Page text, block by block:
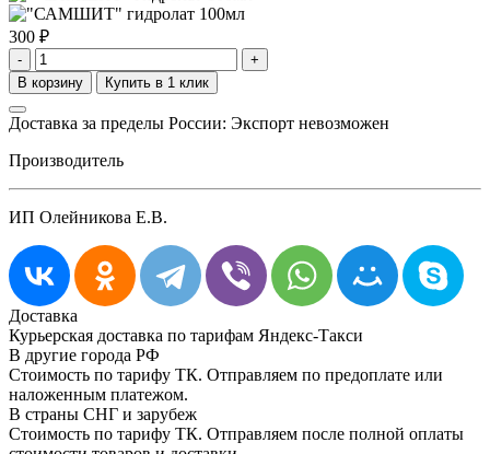
300 ₽
- +
Доставка за пределы России: Экспорт невозможен
Производитель
ИП Олейникова Е.В.
Доставка
Курьерская доставка по тарифам Яндекс-Такси
В другие города РФ
Стоимость по тарифу ТК. Отправляем по предоплате или
наложенным платежом.
В страны СНГ и зарубеж
Стоимость по тарифу ТК. Отправляем после полной оплаты